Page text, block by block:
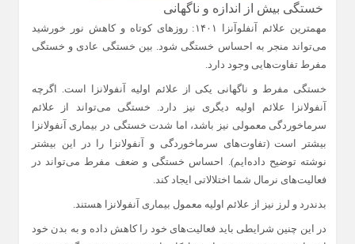
خستگی بیش از اندازه و ناگهانی
مهمترین علائم آنفلوآنزا ۱۴۰۱: روزهای کوتاه و کاهش نور خورشید
می‌تواند منجر به احساس خستگی شود. بین خستگی عادی و خستگی
مفرط تفاوت‌هایی وجود دارد.
خستگی مفرط و ناگهانی یکی از علائم اولیه آنفولانزا است. اگرچه
آنفولانزا علائم اولیه دیگری نیز دارد. خستگی می‌تواند از علائم
سرماخوردگی معمولی نیز باشد، اما شدت خستگی در بیماری آنفولانزا
بیشتر است (تفاوت‌های سرماخوردگی و آنفولانزا را در این بیشتر
نوشته توضیح داده‌ایم). احساس خستگی و ضعف مفرط می‌تواند در
فعالیت‌های نرمال شما اختلالاتی ایجاد کند.
بدندرد و لرز نیز از علائم اولیه معمول بیماری آنفولانزا هستند.
در این چنین شرایطی باید فعالیت‌های خود را کاهش داده و به بدن خود